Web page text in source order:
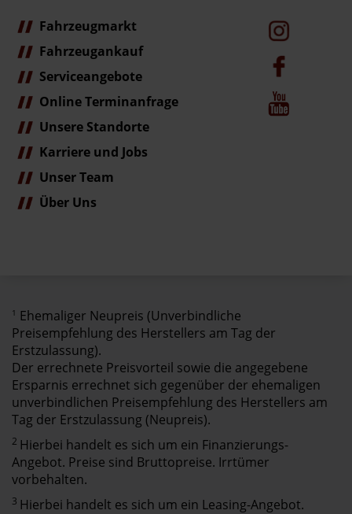
Fahrzeugmarkt
Fahrzeugankauf
Serviceangebote
Online Terminanfrage
Unsere Standorte
Karriere und Jobs
Unser Team
Über Uns
1 Ehemaliger Neupreis (Unverbindliche
Preisempfehlung des Herstellers am Tag der
Erstzulassung).
Der errechnete Preisvorteil sowie die angegebene
Ersparnis errechnet sich gegenüber der ehemaligen
unverbindlichen Preisempfehlung des Herstellers am
Tag der Erstzulassung (Neupreis).
2 Hierbei handelt es sich um ein Finanzierungs-
Angebot. Preise sind Bruttopreise. Irrtümer
vorbehalten.
3 Hierbei handelt es sich um ein Leasing-Angebot.